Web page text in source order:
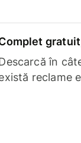
în
reclame